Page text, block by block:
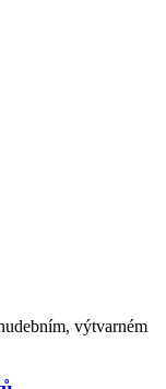
výtvarném